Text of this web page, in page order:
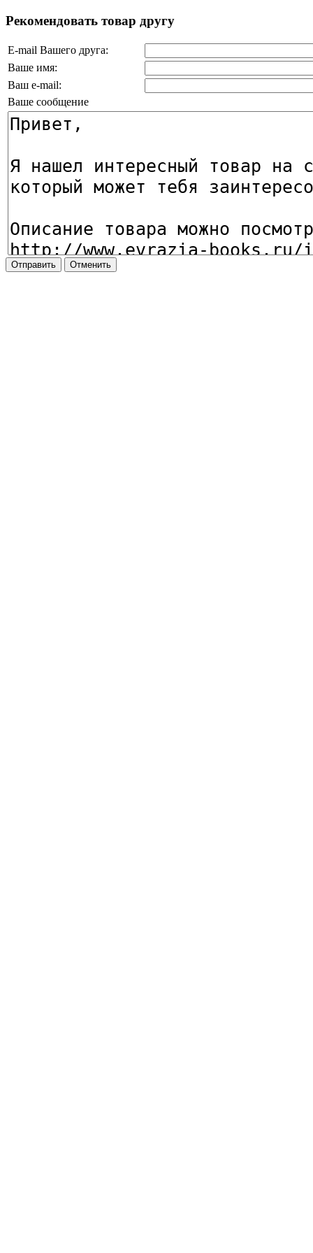
Рекомендовать товар другу
E-mail Вашего друга:
Ваше имя:
Ваш e-mail:
Ваше сообщение